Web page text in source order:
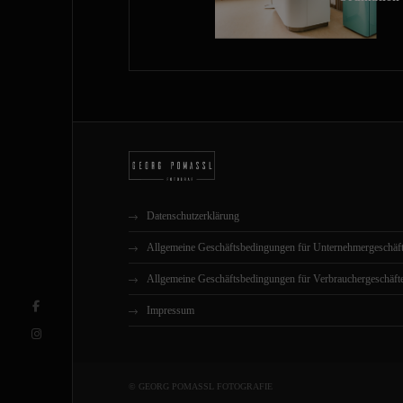
Datenschutzerklärung
Allgemeine Geschäftsbedingungen für
Allgemeine Geschäftsbedingungen für
Impressum
© GEORG POMASSL FOTOGRAFIE